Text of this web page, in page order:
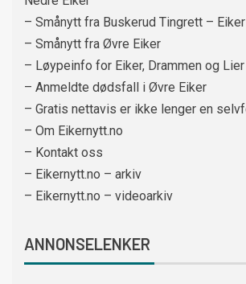
– Smånytt fra Buskerud Tingrett – Eiker
– Smånytt fra Øvre Eiker
– Løypeinfo for Eiker, Drammen og Lier
– Anmeldte dødsfall i Øvre Eiker
– Gratis nettavis er ikke lenger en
– Om Eikernytt.no
– Kontakt oss
– Eikernytt.no – arkiv
– Eikernytt.no – videoarkiv
ANNONSELENKER